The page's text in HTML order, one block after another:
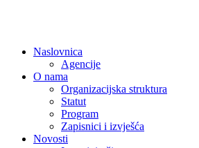
Naslovnica
Agencije
O nama
Organizacijska struktura
Statut
Program
Zapisnici i izvješća
Novosti